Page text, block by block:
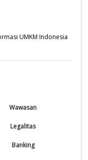
UMKM Indonesia
Wawasan
Legalitas
Banking